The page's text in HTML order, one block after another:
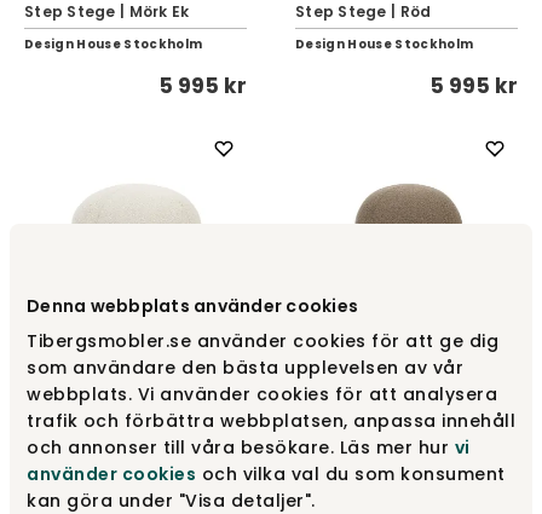
Denna webbplats använder cookies
Tibergsmobler.se använder cookies för att ge dig
som användare den bästa upplevelsen av vår
webbplats. Vi använder cookies för att analysera
trafik och förbättra webbplatsen, anpassa innehåll
och annonser till våra besökare. Läs mer hur vi
använder cookies och vilka val du som konsument
kan göra under "Visa detaljer".
Step Stege | Mörk Ek
Design House Stockholm
5 995 kr
Step Stege | Röd
Design House Stockholm
5 995 kr
Uno Puff 65 | Cream
Design House Stockholm
6 995 kr
Uno Puff 50 | Brown
Design House Stockholm
5 495 kr